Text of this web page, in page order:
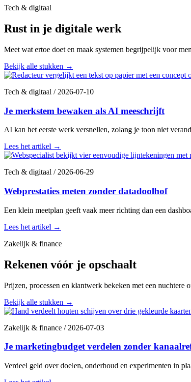
Tech & digitaal
Rust in je digitale werk
Meet wat ertoe doet en maak systemen begrijpelijk voor
Bekijk alle stukken →
Tech & digitaal /2026-07-10
Je merkstem bewaken als AI meeschrijft
AI kan het eerste werk versnellen, zolang je toon niet
Lees het artikel →
Tech & digitaal /2026-06-29
Webprestaties meten zonder datadoolhof
Een klein meetplan geeft vaak meer richting dan een
Lees het artikel →
Zakelijk & finance
Rekenen vóór je opschaalt
Prijzen, processen en klantwerk bekeken met een nuchtere
Bekijk alle stukken →
Zakelijk & finance /2026-07-03
Je marketingbudget verdelen zonder
Verdeel geld over doelen, onderhoud en experimenten in